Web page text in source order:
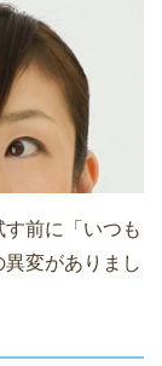
前に「いつも
変がありまし